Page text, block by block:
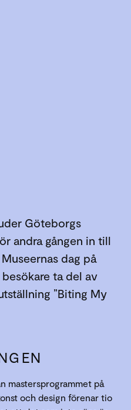
Göteborgs
andra gången in till
dag på
ta del av
”Biting My
mastersprogrammet på
och design förenar tio